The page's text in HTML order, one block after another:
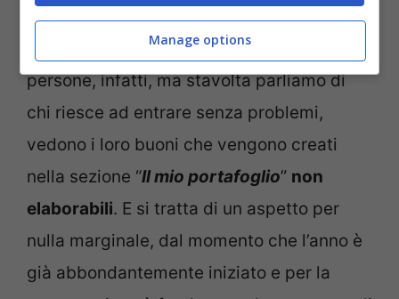
discorso sono i seguenti:Aruba,Lepidaed
. Ma non è tutto. Altrettante
persone, infatti, ma stavolta parliamo di
chi riesce ad entrare senza problemi,
vedono i loro buoni che vengono creati
nella sezione “Il mio portafoglio” non
elaborabili. E si tratta di un aspetto per
nulla marginale, dal momento che l’anno è
già abbondantemente iniziato e per la
Manage options